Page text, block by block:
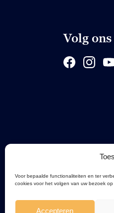
Voor bepaalde functionaliteiten en ter
cookies voor het volgen van uw bezoek
Accepteren
Volg